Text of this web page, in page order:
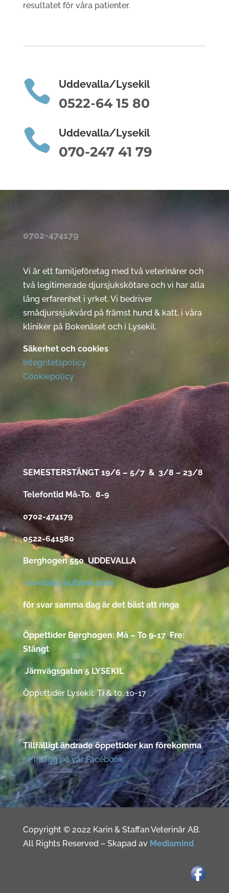
resultatet för våra patienter.
 Uddevalla/Lysekil
0522-64 15 80
 Uddevalla/Lysekil
070-247 41 79
0702-474179
Vi är ett familjeföretag med två veterinärer och
två legitimerade djursjukskötare och vi har alla
lång erfarenhet i yrket. Vi bedriver
smådjurssjukvård på främst hund & katt, i våra
kliniker på Bokenäset och i Lysekil.
Säkerhet och cookies
Integritetspolicy
Cookiepolicy
SEMESTERSTÄNGT 19/6 – 5/7 & 3/8 – 23/8
Telefontid Må-To. 8-9
0702-474179
0522-641580
Berghogen 550 UDDEVALLA
ksvetab@outlook.com
för svar samma dag är det bäst att ringa
Öppettider Berghogen: Må – To 9-17 Fre:
Stängt
Järnvägsgatan 5 LYSEKIL
Öppettider Lysekil: Ti & to. 10-17
Tillfälligt ändrade öppettider kan förekomma
se inlägg på vår Facebook
Copyright © 2022 Karin & Staffan Veterinär AB.
All Rights Reserved – Skapad av Mediamind